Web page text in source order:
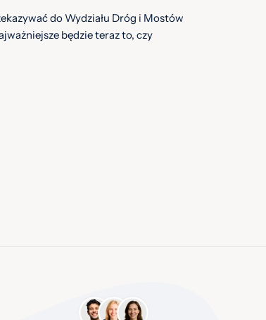
do Wydziału Dróg i Mostów
będzie teraz to, czy